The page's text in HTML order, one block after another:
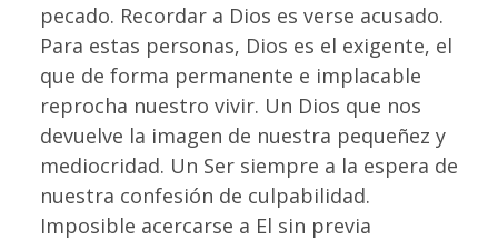
pecado. Recordar a Dios es verse acusado.
Para estas personas, Dios es el exigente, el
que de forma permanente e implacable
reprocha nuestro vivir. Un Dios que nos
devuelve la imagen de nuestra pequeñez y
mediocridad. Un Ser siempre a la espera de
nuestra confesión de culpabilidad.
Imposible acercarse a El sin previa